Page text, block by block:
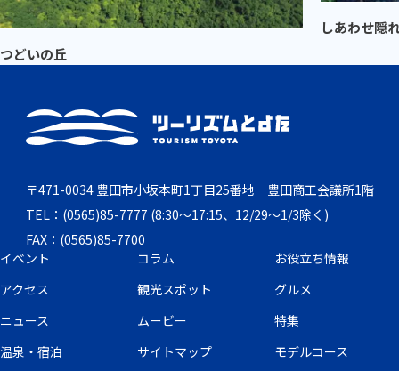
つどいの丘
しあわせ隠
〒471-0034 豊田市小坂本町1丁目25番地 豊田商工会議所1階
TEL：(0565)85-7777 (8:30～17:15、12/29～1/3除く)
FAX：(0565)85-7700
イベント
コラム
お役立ち情報
アクセス
観光スポット
グルメ
ニュース
ムービー
特集
温泉・宿泊
サイトマップ モデルコース